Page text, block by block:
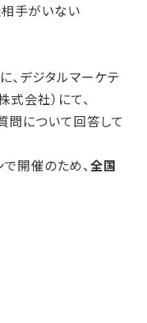
手がいない
、デジタルマーケテ
会社）にて、
問について回答して
開催のため、全国